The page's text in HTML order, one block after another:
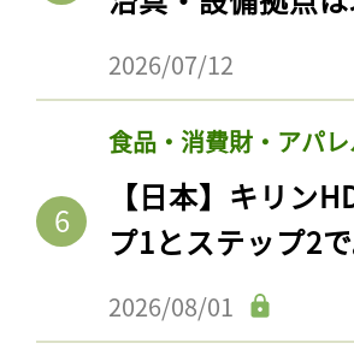
2026/07/12
食品・消費財・アパ
【日本】キリン
プ1とステップ2
2026/08/01